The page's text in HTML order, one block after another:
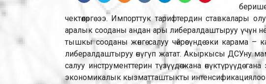
чектөөлөргө ээ. Импорттук тарифтердин ставкалары
аралык сооданы андан ары либералдаштыруу үчүн
тышкы сооданы жөнгө салуу чөйрөсүндө эки карама
либералдаштыруу өнүгүп жатат. Акыркысы ДСУну
салуу инструменттерин түзүүдө жана өнүктүрүүдө
экономикалык кызматташтыкты